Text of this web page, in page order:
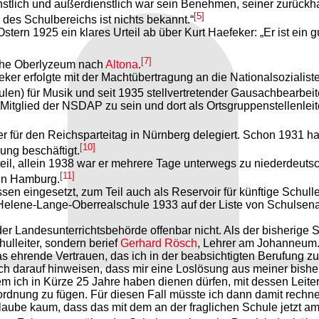
und außerdienstlich war sein Benehmen, seiner
Schulbereichs ist nichts bekannt.“[5]
1925 ein klares Urteil ab über Kurt Haefeker: „Er ist ein
Oberlyzeum nach Altona.[7]
erfolgte mit der Machtübertragung an die
für Musik und seit 1935 stellvertretender
der NSDAP zu sein und dort als
für den Reichsparteitag in Nürnberg delegiert. Schon 1931
beschäftigt.[10]
allein 1938 war er mehrere Tage unterwegs zu
Hamburg. [11]
eingesetzt, zum Teil auch als Reservoir für künftige
Lange-Oberrealschule 1933 auf der Liste von
Landesunterrichtsbehörde offenbar nicht. Als der bisherige
sondern beriefGerhard Rösch, Lehrer am
ehrende Vertrauen, das ich in der beabsichtigten Berufung
darauf hinweisen, dass mir eine Loslösung aus meiner
ich in Kürze 25 Jahre haben dienen dürfen, mit dessen
zu fügen. Für diesen Fall müsste ich dann damit
kaum, dass das mit dem an der fraglichen Schule jetzt